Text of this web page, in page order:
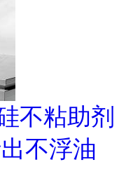
不粘助剂
不浮油